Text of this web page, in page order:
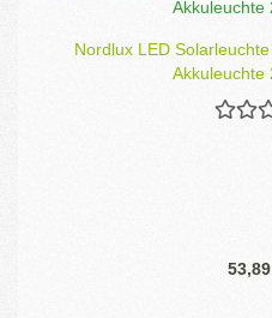
Nordlux LED
Akkuleuchte